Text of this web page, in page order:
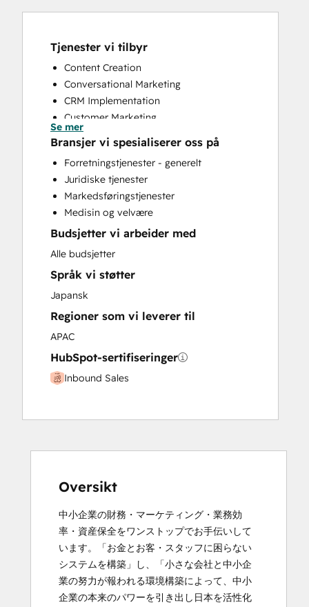
Tjenester vi tilbyr
Content Creation
Conversational Marketing
CRM Implementation
Customer Marketing
Customer Survey and Analysis
Email Marketing
Full Inbound Marketing Services
Paid Advertising
Programmable Automation
Se mer
Bransjer vi spesialiserer oss på
Forretningstjenester - generelt
Juridiske tjenester
Markedsføringstjenester
Medisin og velvære
Budsjetter vi arbeider med
Alle budsjetter
Språk vi støtter
Japansk
Regioner som vi leverer til
APAC
HubSpot-sertifiseringer
Inbound Sales
Oversikt
中小企業の財務・マーケティング・業務効
率・資産保全をワンストップでお手伝いして
います。「お金とお客・スタッフに困らない
システムを構築」し、「小さな会社と中小企
業の努力が報われる環境構築によって、中小
企業の本来のパワーを引き出し日本を活性化